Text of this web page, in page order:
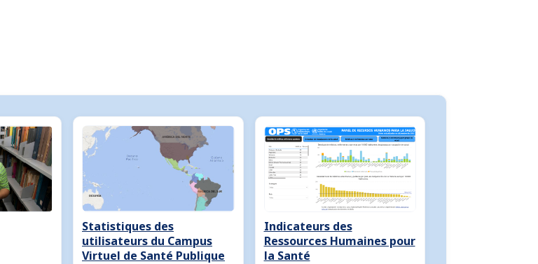
Statistiques des
utilisateurs du Campus
Virtuel de Santé Publique
Indicateurs des
Ressources Humaines pour
la Santé